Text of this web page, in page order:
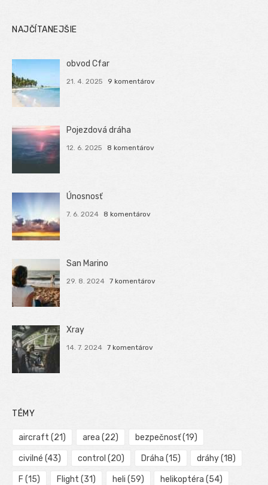
NAJČÍTANEJŠIE
obvod Cfar
21. 4. 2025 9 komentárov
Pojezdová dráha
12. 6. 2025 8 komentárov
Únosnosť
7. 6. 2024 8 komentárov
San Marino
29. 8. 2024 7 komentárov
Xray
14. 7. 2024 7 komentárov
TÉMY
aircraft (21) area (22) bezpečnosť(19)
civilné (43) control (20) Dráha (15) dráhy(18)
F (15) Flight (31) heli (59) helikoptéra (54)